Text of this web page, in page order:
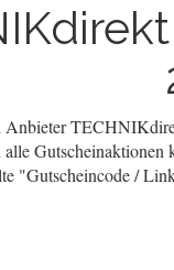
"Gutscheincode /